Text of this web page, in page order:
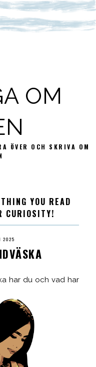
OM
ÖVER OCH SKRIVA OM
YOU READ
CURIOSITY!
2025
har du och vad har